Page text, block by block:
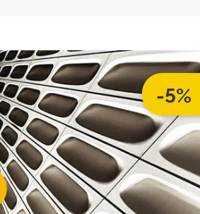
-5%